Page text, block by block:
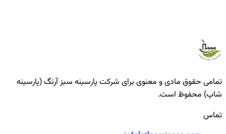
تمامی حقوق مادی و معنوی برای شرکت پارسینه سبز آرنگ (پارسینه
شاپ) محفوظ است.
تماس